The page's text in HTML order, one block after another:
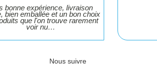
bonne expérience, livraison
bien emballée et un bon choix
que l'on trouve rarement
voir nu…
Nous suivre